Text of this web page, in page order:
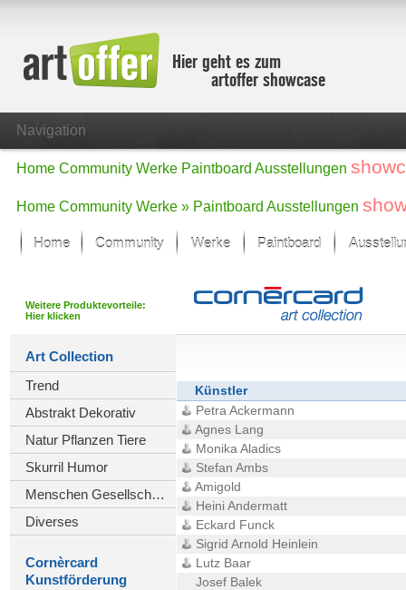
Hier geht es zum
artoffer showcase
Navigation
Home Community Werke Paintboard Ausstellungen
Home Community Werke » Paintboard Ausstellungen
Home Community Werke
Der letzte Monat im Fokus
Alle Fokus-Werke
Neue Werke – Auswahl
Alle neuen Werke
Paintboard
Weitere Produktevorteile:
Hier klicken
Art Collection
Trend
Abstrakt Dekorativ
Natur Pflanzen Tiere
Skurril Humor
Menschen Gesellschaft
Diverses
Cornèrcard
Kunstförderung
Künstler
Petra Ackermann
Agnes Lang
Monika Aladics
Stefan Ambs
Amigold
Heini Andermatt
Eckard Funck
Sigrid Arnold Heinlein
Lutz Baar
Josef Balek